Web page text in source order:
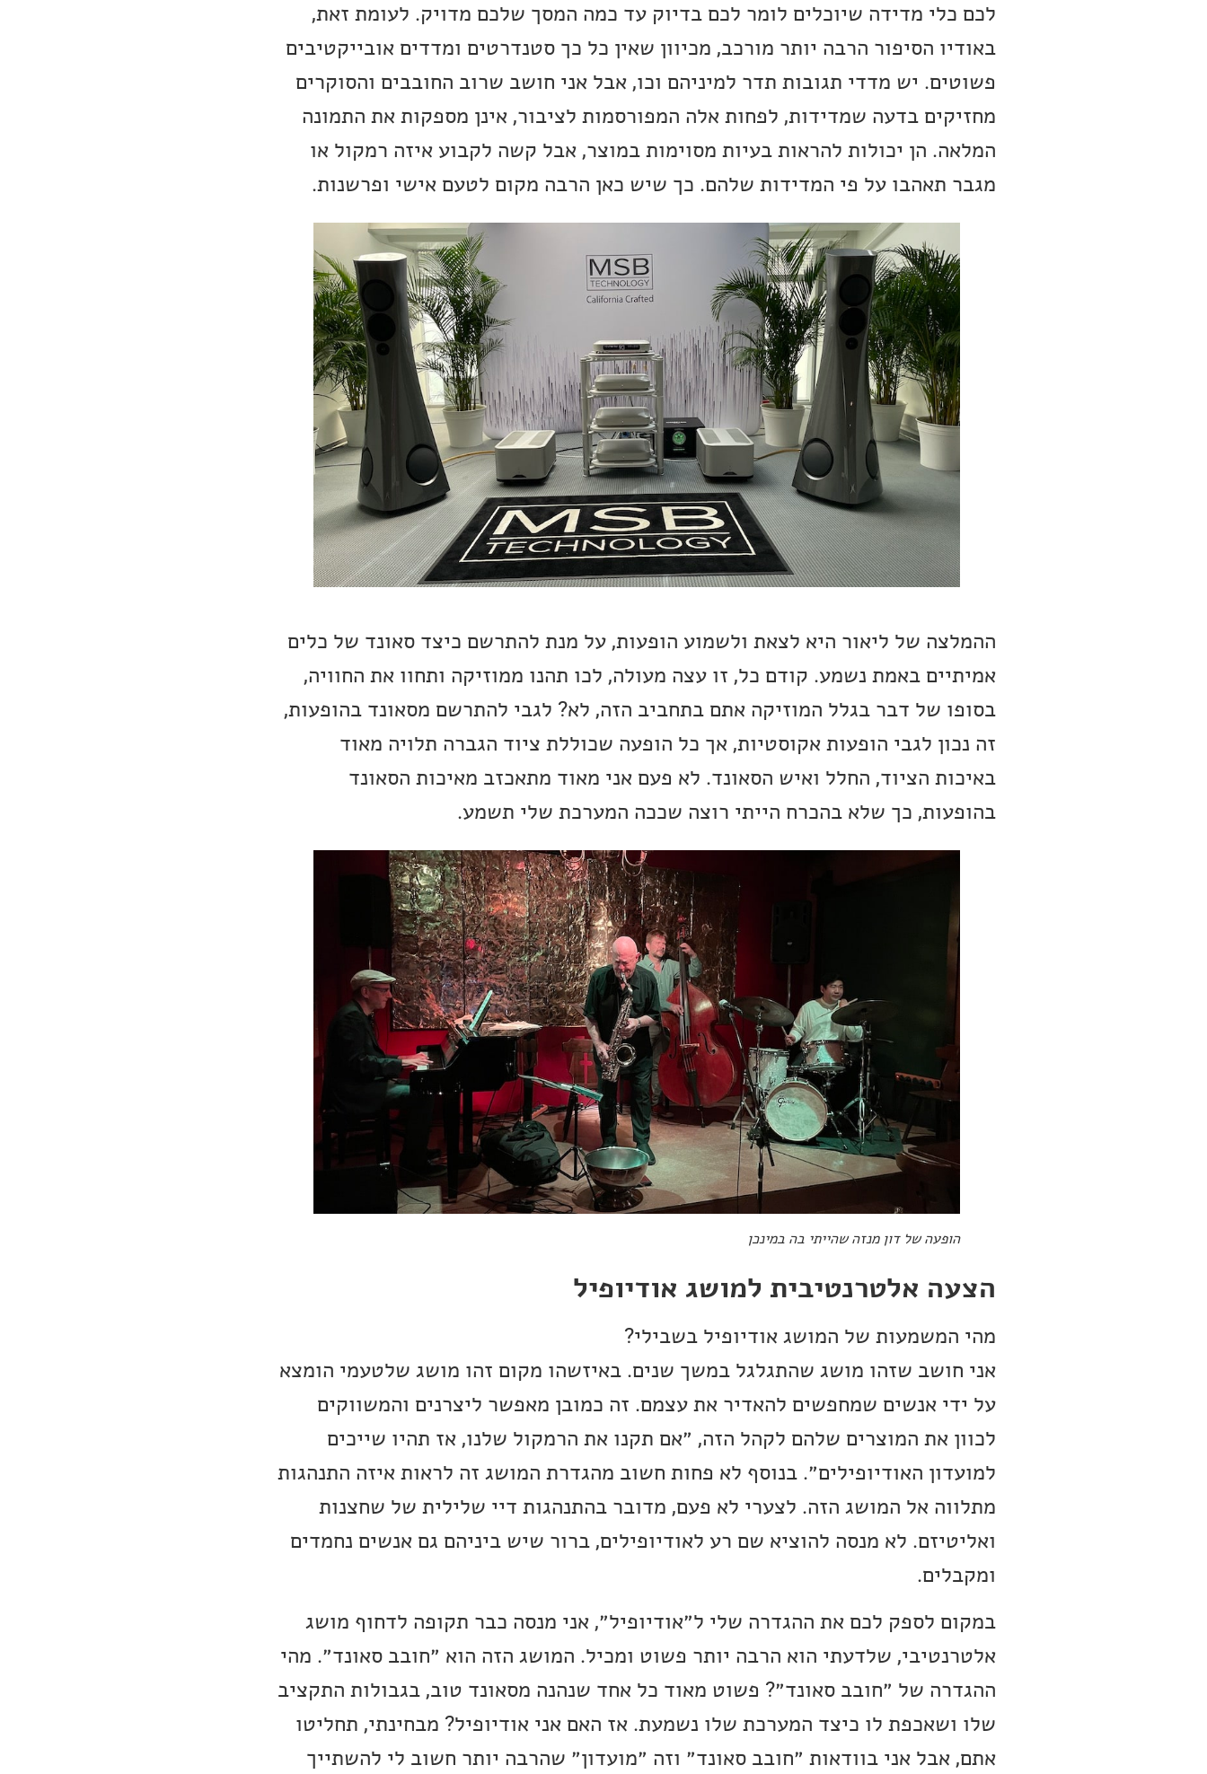
לכם כלי מדידה שיוכלים לומר לכם בדיוק עד כמה המסך שלכם מדויק. לעומת זאת,
באודיו הסיפור הרבה יותר מורכב, מכיוון שאין כל כך סטנדרטים ומדדים אובייקטיבים
פשוטים. יש מדדי תגובות תדר למיניהם וכו, אבל אני חושב שרוב החובבים והסוקרים
מחזיקים בדעה שמדידות, לפחות אלה המפורסמות לציבור, אינן מספקות את התמונה
המלאה. הן יכולות להראות בעיות מסוימות במוצר, אבל קשה לקבוע איזה רמקול או
מגבר תאהבו על פי המדידות שלהם. כך שיש כאן הרבה מקום לטעם אישי ופרשנות.
ההמלצה של ליאור היא לצאת ולשמוע הופעות, על מנת להתרשם כיצד סאונד של כלים
אמיתיים באמת נשמע. קודם כל, זו עצה מעולה, לכו תהנו ממוזיקה ותחוו את החוויה,
בסופו של דבר בגלל המוזיקה אתם בתחביב הזה, לא? לגבי להתרשם מסאונד בהופעות,
זה נכון לגבי הופעות אקוסטיות, אך כל הופעה שכוללת ציוד הגברה תלויה מאוד
באיכות הציוד, החלל ואיש הסאונד. לא פעם אני מאוד מתאכזב מאיכות הסאונד
בהופעות, כך שלא בהכרח הייתי רוצה שככה המערכת שלי תשמע.
הופעה של דון מנזה שהייתי בה במינכן
הצעה אלטרנטיבית למושג אודיופיל
מהי המשמעות של המושג אודיופיל בשבילי?
אני חושב שזהו מושג שהתגלגל במשך שנים. באיזשהו מקום זהו מושג שלטעמי הומצא
על ידי אנשים שמחפשים להאדיר את עצמם. זה כמובן מאפשר ליצרנים והמשווקים
לכוון את המוצרים שלהם לקהל הזה, ״אם תקנו את הרמקול שלנו, אז תהיו שייכים
למועדון האודיופילים״. בנוסף לא פחות חשוב מהגדרת המושג זה לראות איזה התנהגות
מתלווה אל המושג הזה. לצערי לא פעם, מדובר בהתנהגות דיי שלילית של שחצנות
ואליטיזם. לא מנסה להוציא שם רע לאודיופילים, ברור שיש ביניהם גם אנשים נחמדים
ומקבלים.
במקום לספק לכם את ההגדרה שלי ל״אודיופיל״, אני מנסה כבר תקופה לדחוף מושג
אלטרנטיבי, שלדעתי הוא הרבה יותר פשוט ומכיל. המושג הזה הוא ״חובב סאונד״. מהי
ההגדרה של ״חובב סאונד״? פשוט מאוד כל אחד שנהנה מסאונד טוב, בגבולות התקציב
שלו ושאכפת לו כיצד המערכת שלו נשמעת. אז האם אני אודיופיל? מבחינתי, תחליטו
אתם, אבל אני בוודאות ״חובב סאונד״ וזה ״מועדון״ שהרבה יותר חשוב לי להשתייך